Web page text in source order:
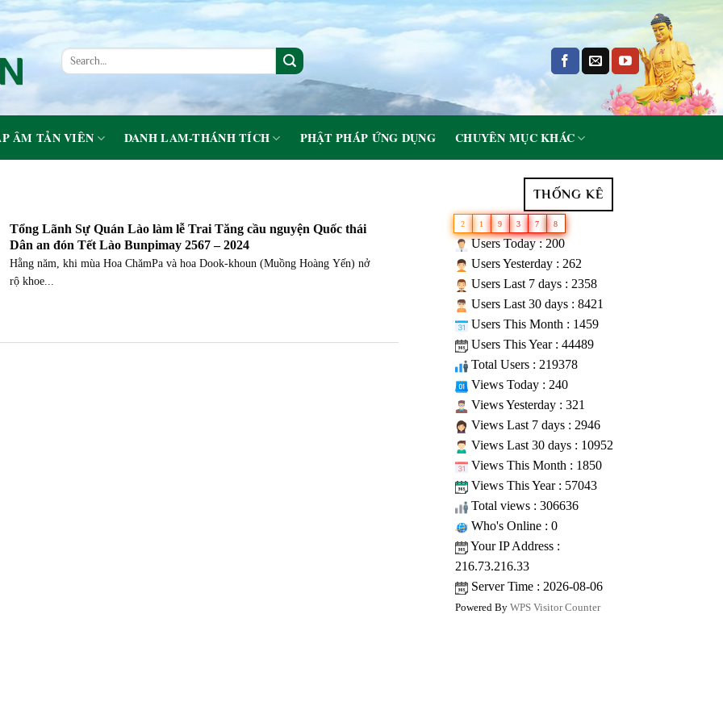
ÂM TẢN VIÊN DANH LAM-THÁNH TÍCH PHẬT PHÁP ỨNG DỤNG CHUYÊN MỤC KHÁC
Tổng Lãnh Sự Quán Lào làm lễ Trai Tăng cầu nguyện Quốc thái
Dân an đón Tết Lào Bunpimay 2567 – 2024
Hằng năm, khi mùa Hoa ChămPa và hoa Dook-khoun (Muồng Hoàng Yến) nở
rộ khoe...
THỐNG KÊ
2 1 9 3 7 8
Users Today : 200
Users Yesterday : 262
Users Last 7 days : 2358
Users Last 30 days : 8421
Users This Month : 1459
Users This Year : 44489
Total Users : 219378
Views Today : 240
Views Yesterday : 321
Views Last 7 days : 2946
Views Last 30 days : 10952
Views This Month : 1850
Views This Year : 57043
Total views : 306636
Who's Online : 0
Your IP Address :
216.73.216.33
Server Time : 2026-08-06
Powered By WPS Visitor Counter